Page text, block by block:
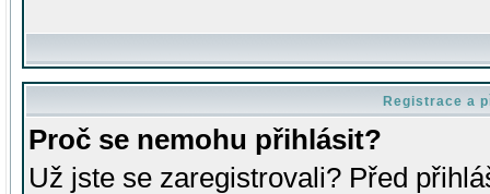
Registrace a
Proč se nemohu přihlásit?
Už jste se zaregistrovali? Před